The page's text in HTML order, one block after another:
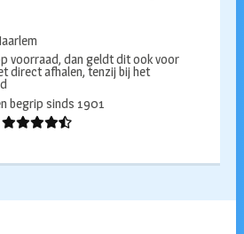
voorraad, dan geldt dit ook voor
direct afhalen, tenzij bij het
begrip sinds 1901